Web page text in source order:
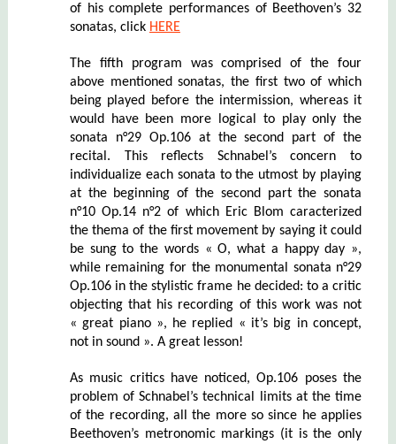
of his complete performances of Beethoven’s 32
sonatas, click HERE
The fifth program was comprised of the four
above mentioned sonatas, the first two of which
being played before the intermission, whereas it
would have been more logical to play only the
sonata n°29 Op.106 at the second part of the
recital. This reflects Schnabel’s concern to
individualize each sonata to the utmost by playing
at the beginning of the second part the sonata
n°10 Op.14 n°2 of which Eric Blom caracterized
the thema of the first movement by saying it could
be sung to the words « O, what a happy day »,
while remaining for the monumental sonata n°29
Op.106 in the stylistic frame he decided: to a critic
objecting that his recording of this work was not
« great piano », he replied « it’s big in concept,
not in sound ». A great lesson!
As music critics have noticed, Op.106 poses the
problem of Schnabel’s technical limits at the time
of the recording, all the more so since he applies
Beethoven’s metronomic markings (it is the only